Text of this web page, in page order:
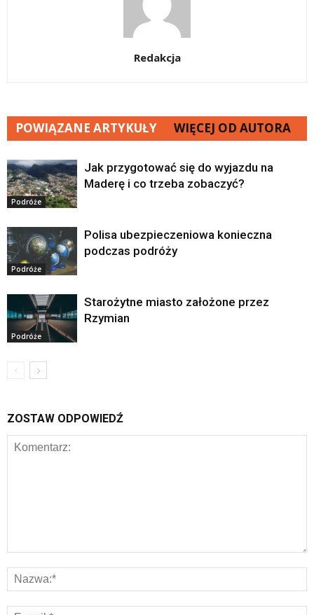
Redakcja
POWIĄZANE ARTYKUŁY WIĘCEJ OD AUTORA
Podróże
Jak przygotować się do wyjazdu na
Maderę i co trzeba zobaczyć?
Podróże
Polisa ubezpieczeniowa konieczna
podczas podróży
Podróże
Starożytne miasto założone przez
Rzymian
ZOSTAW ODPOWIEDŹ